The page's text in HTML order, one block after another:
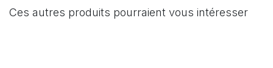
Ces autres produits pourraient vous intéresser